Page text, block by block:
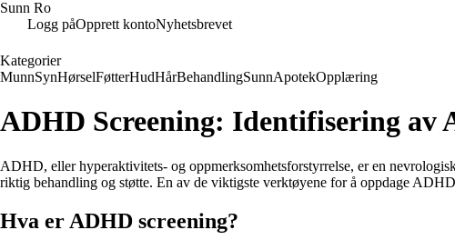
Sunn Ro
Logg påOpprett kontoNyhetsbrevet
Kategorier
MunnSynHørselFøtterHudHårBehandlingSunnApotekOpplæring
ADHD Screening: Identifisering av
ADHD, eller hyperaktivitets- og oppmerksomhetsforstyrrelse, er en
riktig behandling og støtte. En av de viktigste verktøyene for å oppdage
Hva er ADHD screening?